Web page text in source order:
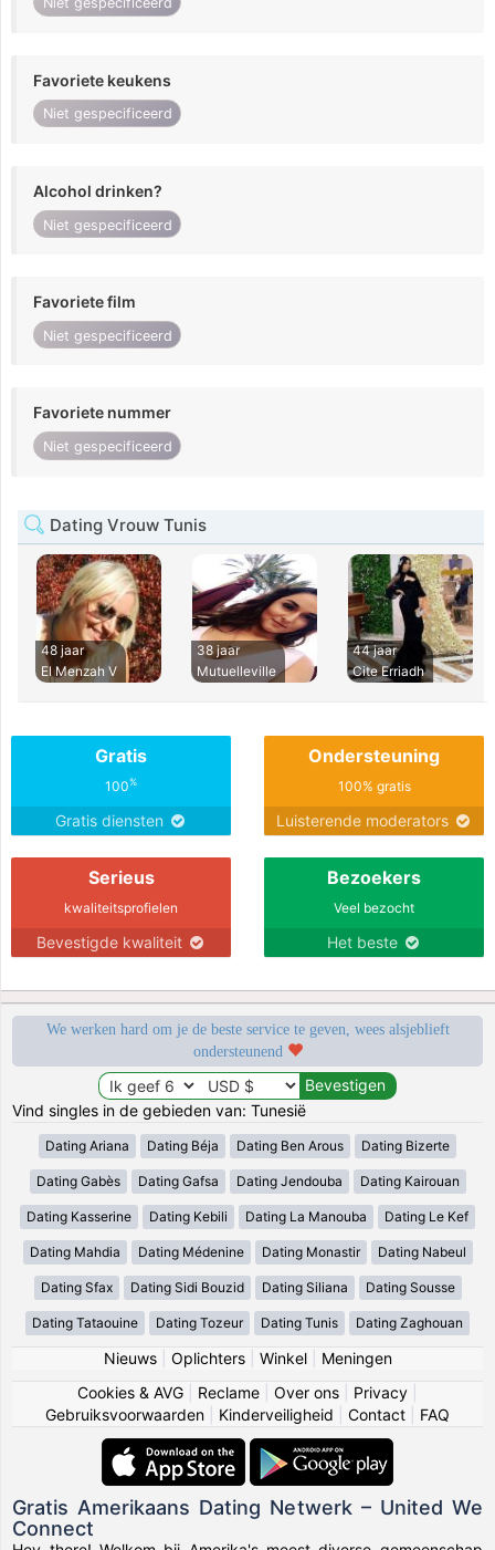
Favoriete keukens
Niet gespecificeerd
Alcohol drinken?
Niet gespecificeerd
Favoriete film
Niet gespecificeerd
Favoriete nummer
Niet gespecificeerd
Dating Vrouw Tunis
48 jaar
El Menzah V
38 jaar
Mutuelleville
44 jaar
Cite Erriadh
Gratis
100%
Gratis diensten
Ondersteuning
100% gratis
Luisterende moderators
Serieus
kwaliteitsprofielen
Bevestigde kwaliteit
Bezoekers
Veel bezocht
Het beste
We werken hard om je de beste service te geven, wees alsjeblieft
ondersteunend
Vind singles in de gebieden van: Tunesië
Dating Ariana Dating Béja Dating Ben Arous Dating Bizerte
Dating Gabès Dating Gafsa Dating Jendouba Dating Kairouan
Dating Kasserine Dating Kebili Dating La Manouba Dating Le Kef
Dating Mahdia Dating Médenine Dating Monastir Dating Nabeul
Dating Sfax Dating Sidi Bouzid Dating Siliana Dating Sousse
Dating Tataouine Dating Tozeur Dating Tunis Dating Zaghouan
Nieuws| Oplichters| Winkel| Meningen
Cookies & AVG
Reclame Over ons Privacy
Gebruiksvoorwaarden
Kinderveiligheid Contact FAQ
Gratis Amerikaans Dating Netwerk – United We
Connect